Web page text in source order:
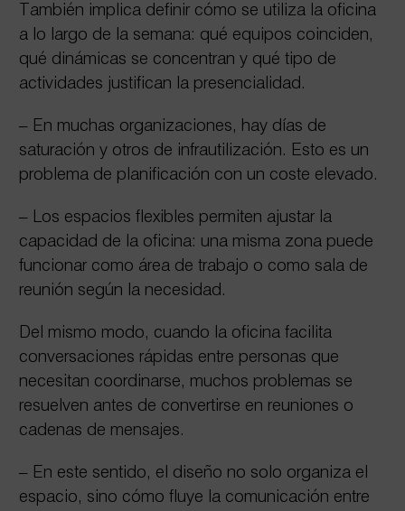
También implica definir cómo se utiliza la oficina
a lo largo de la semana: qué equipos coinciden,
qué dinámicas se concentran y qué tipo de
actividades justifican la presencialidad.
– En muchas organizaciones, hay días de
saturación y otros de infrautilización. Esto es un
problema de planificación con un coste elevado.
– Los espacios flexibles permiten ajustar la
capacidad de la oficina: una misma zona puede
funcionar como área de trabajo o como sala de
reunión según la necesidad.
Del mismo modo, cuando la oficina facilita
conversaciones rápidas entre personas que
necesitan coordinarse, muchos problemas se
resuelven antes de convertirse en reuniones o
cadenas de mensajes.
– En este sentido, el diseño no solo organiza el
espacio, sino cómo fluye la comunicación entre